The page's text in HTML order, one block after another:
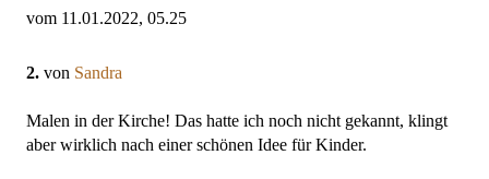
vom 11.01.2022, 05.25
2. von Sandra
Malen in der Kirche! Das hatte ich noch nicht gekannt, klingt
aber wirklich nach einer schönen Idee für Kinder.